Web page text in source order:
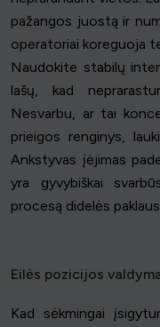
pažangos juostą ir
operatoriai koreguoja
Naudokite stabilų
lašų, kad
Nesvarbu, ar tai
prieigos renginys,
Ankstyvas įėjimas
yra gyvybiškai
procesą didelės
Eilės pozicijos
Kad sėkmingai